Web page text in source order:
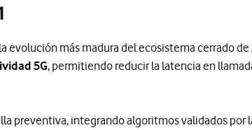
evolución más madura del ecosistema cerrado de
5G, permitiendo reducir la latencia en
preventiva, integrando algoritmos validados por